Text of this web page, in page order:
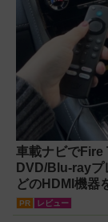
車載ナビでFire
DVD/Blu-rayプ
どのHDMI機器
ルート。USB接
PR レビュー